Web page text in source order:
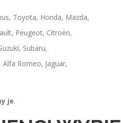
Toyota, Honda, Mazda,
Peugeot, Citroën,
Subaru,
Alfa Romeo, Jaguar,
je.